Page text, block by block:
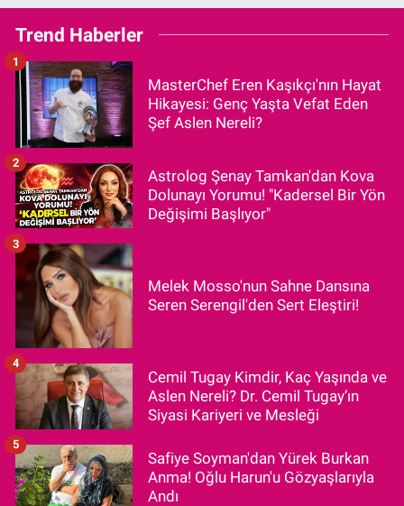
Trend Haberler
MasterChef Eren Kaşıkçı'nın Hayat
Hikayesi: Genç Yaşta Vefat Eden
Şef Aslen Nereli?
1
Astrolog Şenay Tamkan'dan Kova
Dolunayı Yorumu! "Kadersel Bir Yön
Değişimi Başlıyor"
2
Melek Mosso'nun Sahne Dansına
Seren Serengil'den Sert Eleştiri!
3
Cemil Tugay Kimdir, Kaç Yaşında ve
Aslen Nereli? Dr. Cemil Tugay’ın
Siyasi Kariyeri ve Mesleği
4
Safiye Soyman'dan Yürek Burkan
Anma! Oğlu Harun'u Gözyaşlarıyla
Andı
5